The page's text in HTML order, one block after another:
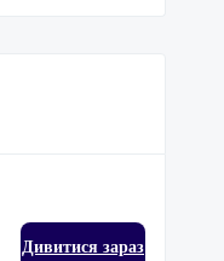
Дивитися зараз